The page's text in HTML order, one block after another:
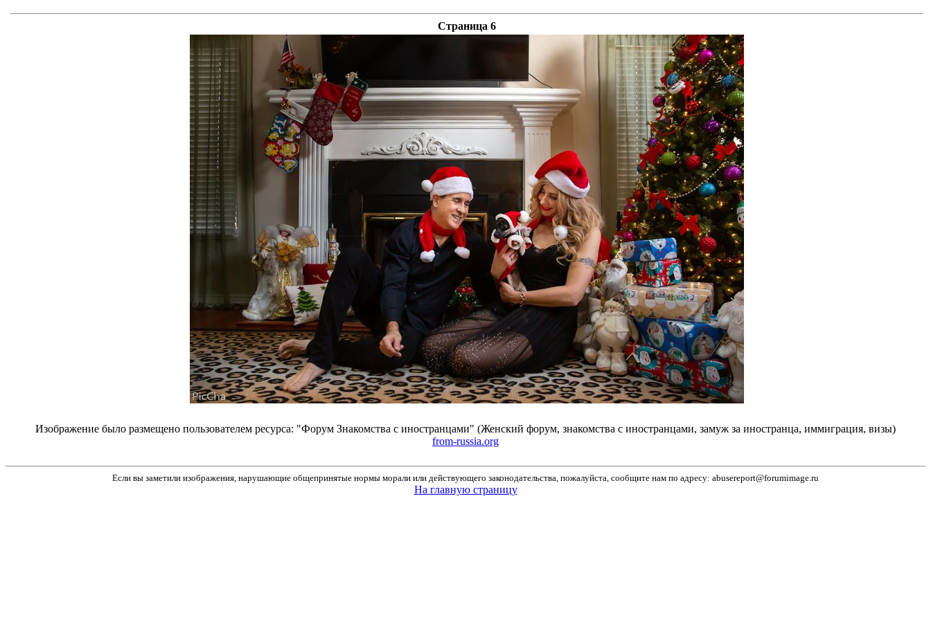
Страница 6
Изображение было размещено пользователем ресурса: "Форум Знакомства с иностранцами" (Женский форум, знакомства с иностранцами, замуж за иностранца, иммиграция, визы)
from-russia.org
Если вы заметили изображения, нарушающие общепринятые нормы морали или действующего законодательства, пожалуйста, сообщите нам по адресу: abusereport@forumimage.ru
На главную страницу